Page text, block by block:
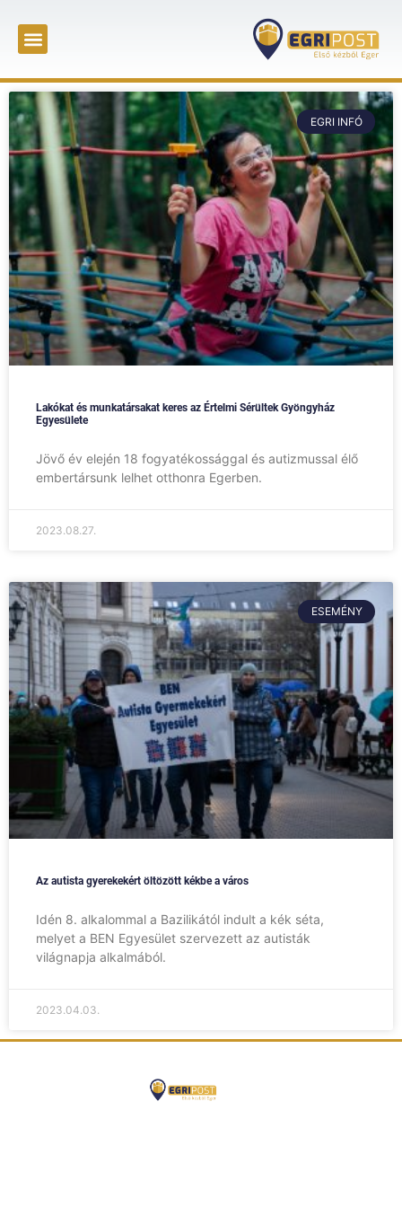
EGRI INFÓ
Lakókat és munkatársakat keres az Értelmi Sérültek Gyöngyház
Egyesülete
Jövő év elején 18 fogyatékossággal és autizmussal élő
embertársunk lelhet otthonra Egerben.
2023.08.27.
ESEMÉNY
Az autista gyerekekért öltözött kékbe a város
Idén 8. alkalommal a Bazilikától indult a kék séta,
melyet a BEN Egyesület szervezett az autisták
világnapja alkalmából.
2023.04.03.